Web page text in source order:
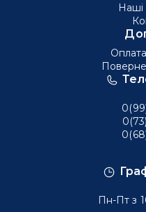
Пн-Пт з
Наші